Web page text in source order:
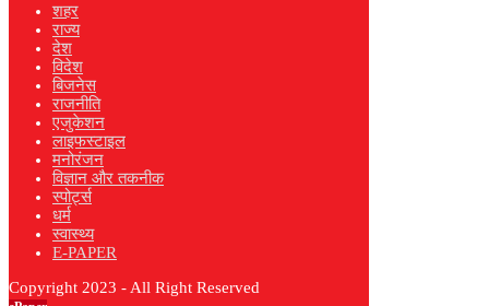
शहर
राज्य
देश
विदेश
बिजनेस
राजनीति
एजुकेशन
लाइफस्टाइल
मनोरंजन
विज्ञान और तकनीक
स्पोर्ट्स
धर्म
स्वास्थ्य
E-PAPER
Copyright 2023 - All Right Reserved